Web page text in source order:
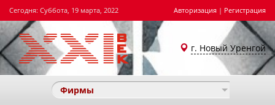
Сегодня: Суббота, 19 марта, 2022 Авторизация | Регистрация
г. Новый Уренгой
Фирмы